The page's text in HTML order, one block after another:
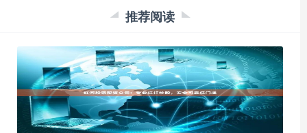
推荐阅读